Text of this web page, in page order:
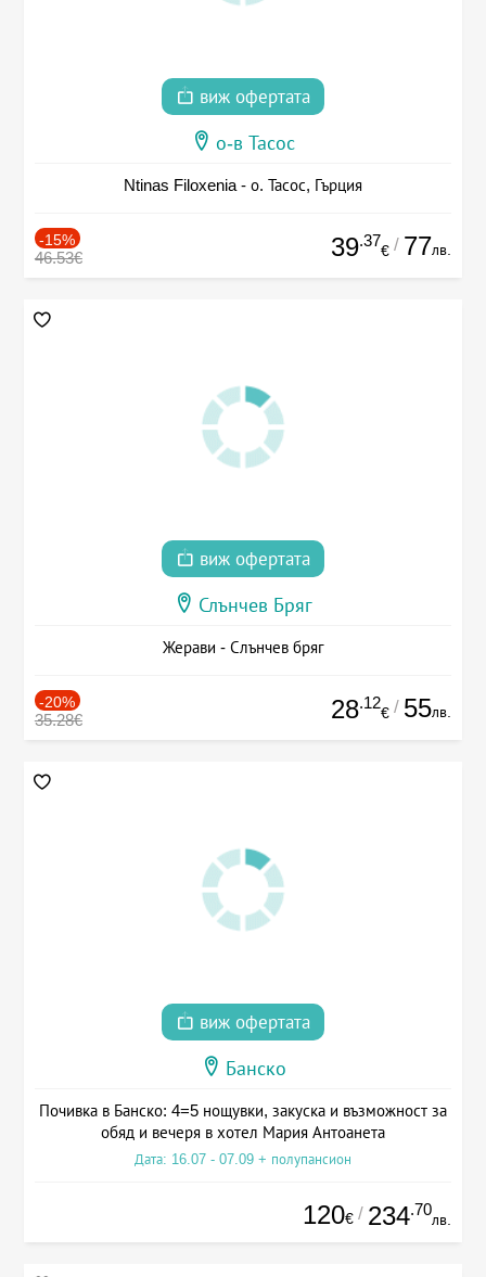
виж офертата
о-в Тасос
Ntinas Filoxenia - о. Тасос, Гърция
-15%
46.53€ 39.37
€ / 77лв.
виж офертата
Слънчев Бряг
Жерави - Слънчев бряг
-20%
35.28€ 28.12
€ / 55лв.
виж офертата
Банско
Почивка в Банско: 4=5 нощувки, закуска и възможност за
обяд и вечеря в хотел Мария Антоанета
Дата: 16.07 - 07.09 + полупансион
120€ / 234.70
лв.